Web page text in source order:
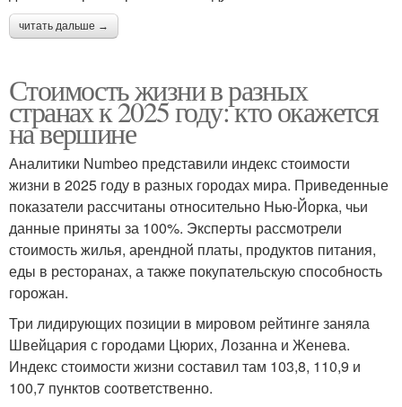
читать дальше →
Стоимость жизни в разных
странах к 2025 году: кто окажется
на вершине
Аналитики Numbeo представили индекс стоимости
жизни в 2025 году в разных городах мира. Приведенные
показатели рассчитаны относительно Нью-Йорка, чьи
данные приняты за 100%. Эксперты рассмотрели
стоимость жилья, арендной платы, продуктов питания,
еды в ресторанах, а также покупательскую способность
горожан.
Три лидирующих позиции в мировом рейтинге заняла
Швейцария с городами Цюрих, Лозанна и Женева.
Индекс стоимости жизни составил там 103,8, 110,9 и
100,7 пунктов соответственно.